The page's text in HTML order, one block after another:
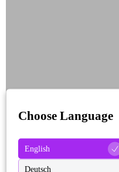
Choose Language
English
Deutsch